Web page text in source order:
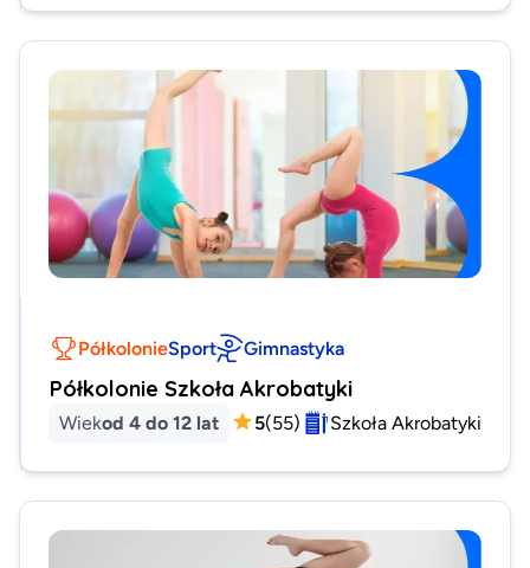
PółkolonieSport Gimnastyka
Półkolonie Szkoła Akrobatyki
Wiekod 4 do 12 lat 5(55) Szkoła Akrobatyki